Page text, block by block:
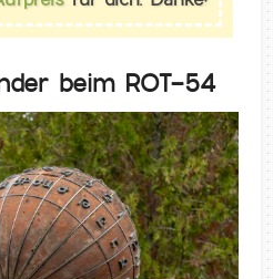
beim ROT-54